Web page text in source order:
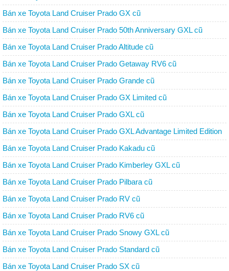
Bán xe Toyota Land Cruiser Prado GX cũ
Bán xe Toyota Land Cruiser Prado 50th Anniversary GXL cũ
Bán xe Toyota Land Cruiser Prado Altitude cũ
Bán xe Toyota Land Cruiser Prado Getaway RV6 cũ
Bán xe Toyota Land Cruiser Prado Grande cũ
Bán xe Toyota Land Cruiser Prado GX Limited cũ
Bán xe Toyota Land Cruiser Prado GXL cũ
Bán xe Toyota Land Cruiser Prado GXL Advantage Limited Edition
cũ
Bán xe Toyota Land Cruiser Prado Kakadu cũ
Bán xe Toyota Land Cruiser Prado Kimberley GXL cũ
Bán xe Toyota Land Cruiser Prado Pilbara cũ
Bán xe Toyota Land Cruiser Prado RV cũ
Bán xe Toyota Land Cruiser Prado RV6 cũ
Bán xe Toyota Land Cruiser Prado Snowy GXL cũ
Bán xe Toyota Land Cruiser Prado Standard cũ
Bán xe Toyota Land Cruiser Prado SX cũ